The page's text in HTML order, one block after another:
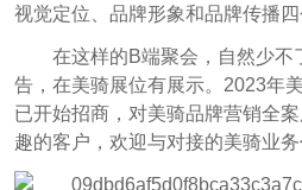
视觉定位、品牌形象和品牌传播四
在这样的B端聚会，自然少不
告，在美骑展位有展示。2023年
已开始招商，对美骑品牌营销全
趣的客户，欢迎与对接的美骑业务